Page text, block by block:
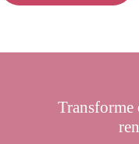
Transforme